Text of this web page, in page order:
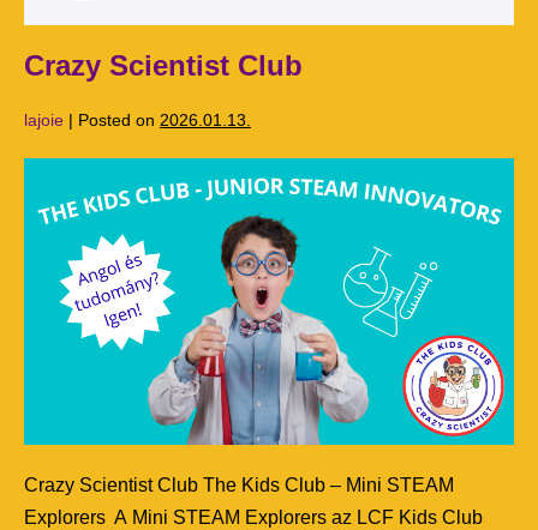
Crazy Scientist Club
lajoie | Posted on 2026.01.13.
Crazy Scientist Club The Kids Club – Mini STEAM
Explorers A Mini STEAM Explorers az LCF Kids Club